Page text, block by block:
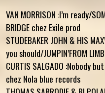
VAN MORRISON :I’m ready/
BRIDGE chez Exile prod
STUDEBAKER JOHN & HIS
you should/JUMPIN’FROM
CURTIS SALGADO :Nobody
chez Nola blue records